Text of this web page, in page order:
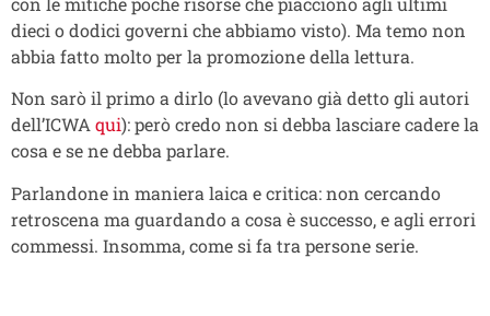
dieci o dodici governi che abbiamo visto). Ma temo non
abbia fatto molto per la promozione della lettura.
Non sarò il primo a dirlo (lo avevano già detto gli autori
dell’ICWAqui): però credo non si debba lasciare cadere la
cosa e se ne debba parlare.
Parlandone in maniera laica e critica: non cercando
retroscena ma guardando a cosa è successo, e agli errori
commessi. Insomma, come si fa tra persone serie.